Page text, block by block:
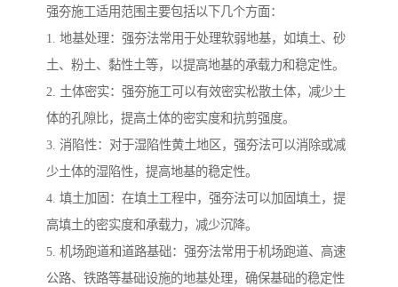
强夯施工适用范围主要包括以下几个方面：
1. 地基处理：强夯法常用于处理软弱地基，如填土、砂
土、粉土、黏性土等，以提高地基的承载力和稳定性。
2. 土体密实：强夯施工可以有效密实松散土体，减少土
体的孔隙比，提高土体的密实度和抗剪强度。
3. 消陷性：对于湿陷性黄土地区，强夯法可以消除或减
少土体的湿陷性，提高地基的稳定性。
4. 填土加固：在填土工程中，强夯法可以加固填土，提
高填土的密实度和承载力，减少沉降。
5. 机场跑道和道路基础：强夯法常用于机场跑道、高速
公路、铁路等基础设施的地基处理，确保基础的稳定性